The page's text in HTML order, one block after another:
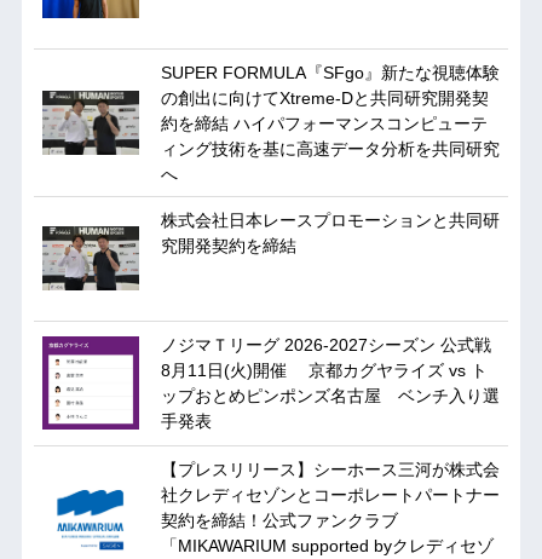
SUPER FORMULA『SFgo』新たな視聴体験
の創出に向けてXtreme-Dと共同研究開発契
約を締結 ハイパフォーマンスコンピューテ
ィング技術を基に⾼速データ分析を共同研究
へ
株式会社日本レースプロモーションと共同研
究開発契約を締結
ノジマＴリーグ 2026-2027シーズン 公式戦
8月11日(火)開催 京都カグヤライズ vs ト
ップおとめピンポンズ名古屋 ベンチ入り選
手発表
【プレスリリース】シーホース三河が株式会
社クレディセゾンとコーポレートパートナー
契約を締結！公式ファンクラブ
「MIKAWARIUM supported byクレディセゾ